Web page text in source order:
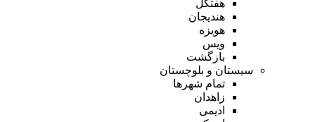
هفتگل
هندیجان
هویزه
ویس
بازگشت
سیستان و بلوچستان
تمام شهر‌ها
زاهدان
ادیمی